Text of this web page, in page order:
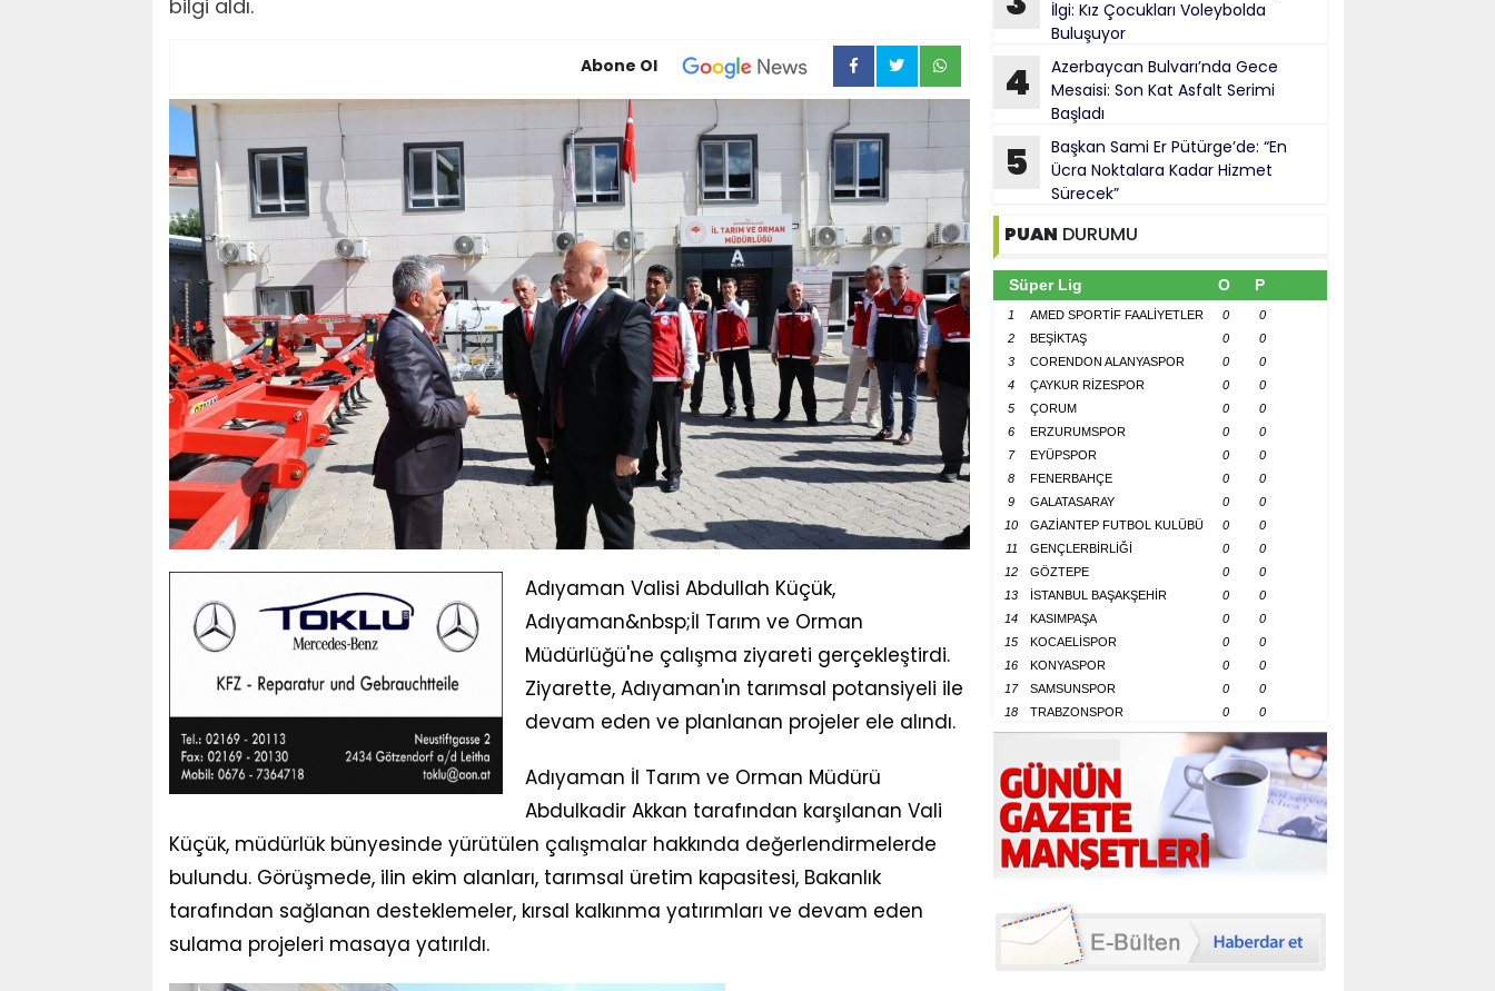
bilgi aldı.
Abone Ol
Adıyaman Valisi Abdullah Küçük,
Adıyaman&nbsp;İl Tarım ve Orman
Müdürlüğü'ne çalışma ziyareti gerçekleştirdi.
Ziyarette, Adıyaman'ın tarımsal potansiyeli ile
devam eden ve planlanan projeler ele alındı.
Adıyaman İl Tarım ve Orman Müdürü
Abdulkadir Akkan tarafından karşılanan Vali
Küçük, müdürlük bünyesinde yürütülen çalışmalar hakkında değerlendirmelerde
bulundu. Görüşmede, ilin ekim alanları, tarımsal üretim kapasitesi, Bakanlık
tarafından sağlanan desteklemeler, kırsal kalkınma yatırımları ve devam eden
sulama projeleri masaya yatırıldı.
İlgi: Kız Çocukları Voleybolda
Buluşuyor
4
Azerbaycan Bulvarı’nda Gece
Mesaisi: Son Kat Asfalt Serimi
Başladı
5
Başkan Sami Er Pütürge’de: “En
Ücra Noktalara Kadar Hizmet
Sürecek”
PUAN DURUMU
Süper Lig O P
1 AMED SPORTİF FAALİYETLER 0
0
2
BEŞİKTAŞ 0
0
3
CORENDON ALANYASPOR 0
0
4
ÇAYKUR RİZESPOR 0
0
5
ÇORUM 0
0
6
ERZURUMSPOR 0
0
7
EYÜPSPOR 0
0
8
FENERBAHÇE 0
0
9
GALATASARAY 0
0
10
GAZİANTEP FUTBOL KULÜBÜ 0
0
11
GENÇLERBİRLİĞİ 0
0
12
GÖZTEPE 0
0
13
İSTANBUL BAŞAKŞEHİR 0
0
14
KASIMPAŞA 0
0
15
KOCAELİSPOR 0
0
16
KONYASPOR 0
0
17
SAMSUNSPOR 0
0
18
TRABZONSPOR 0 0